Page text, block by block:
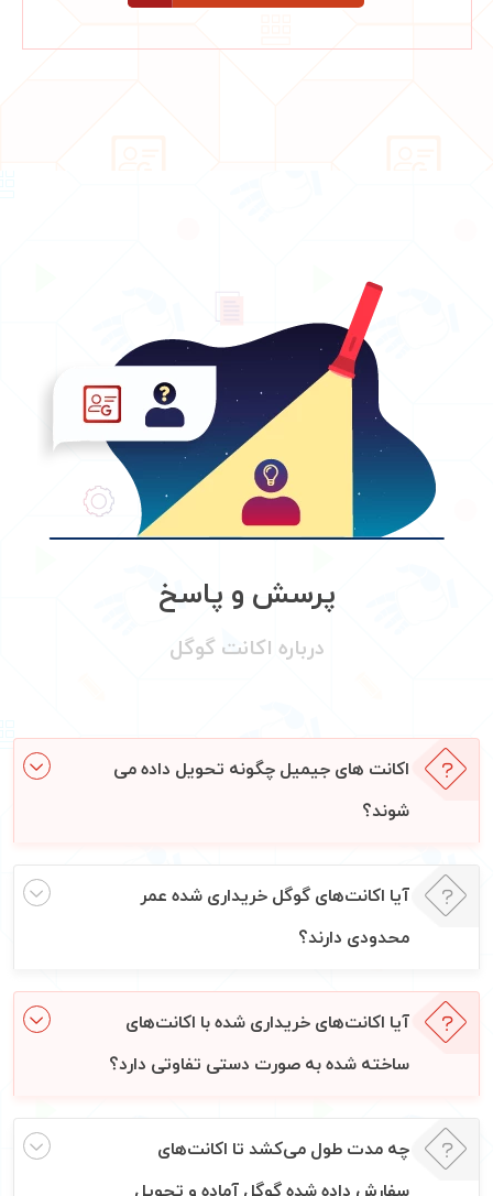
پرسش و پاسخ
درباره اکانت گوگل
اکانت های جیمیل چگونه تحویل داده می
شوند؟
آیا اکانت‌های گوگل خریداری شده عمر
محدودی دارند؟
آیا اکانت‌های خریداری شده با اکانت‌های
ساخته شده به صورت دستی تفاوتی دارد؟
چه مدت طول می‌کشد تا اکانت‌های